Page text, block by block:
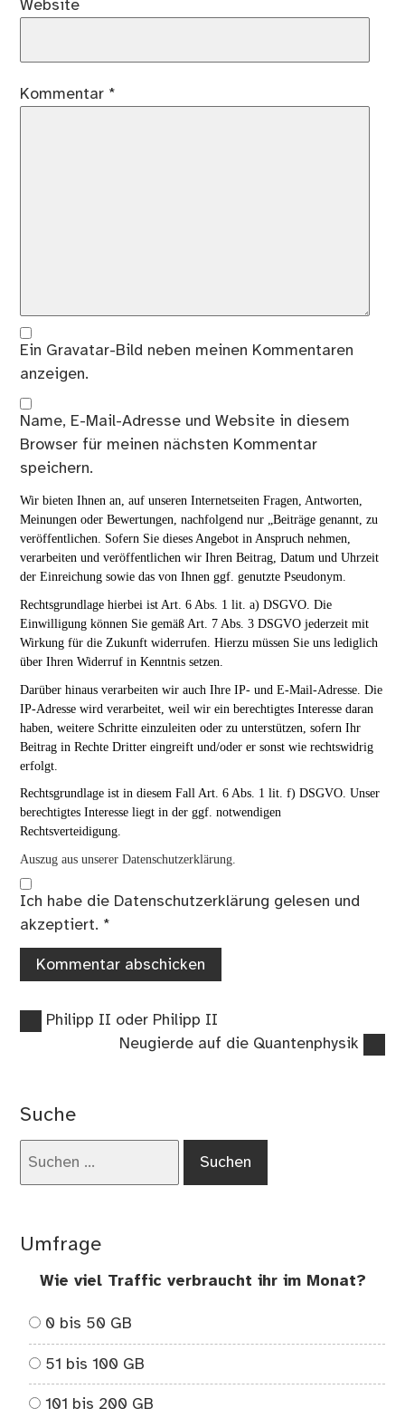
Website
Kommentar *
Ein Gravatar-Bild neben meinen Kommentaren
anzeigen.
Name, E-Mail-Adresse und Website in diesem
Browser für meinen nächsten Kommentar
speichern.
Wir bieten Ihnen an, auf unseren Internetseiten Fragen, Antworten,
Meinungen oder Bewertungen, nachfolgend nur „Beiträge genannt, zu
veröffentlichen. Sofern Sie dieses Angebot in Anspruch nehmen,
verarbeiten und veröffentlichen wir Ihren Beitrag, Datum und Uhrzeit
der Einreichung sowie das von Ihnen ggf. genutzte Pseudonym.
Rechtsgrundlage hierbei ist Art. 6 Abs. 1 lit. a) DSGVO. Die
Einwilligung können Sie gemäß Art. 7 Abs. 3 DSGVO jederzeit mit
Wirkung für die Zukunft widerrufen. Hierzu müssen Sie uns lediglich
über Ihren Widerruf in Kenntnis setzen.
Darüber hinaus verarbeiten wir auch Ihre IP- und E-Mail-Adresse. Die
IP-Adresse wird verarbeitet, weil wir ein berechtigtes Interesse daran
haben, weitere Schritte einzuleiten oder zu unterstützen, sofern Ihr
Beitrag in Rechte Dritter eingreift und/oder er sonst wie rechtswidrig
erfolgt.
Rechtsgrundlage ist in diesem Fall Art. 6 Abs. 1 lit. f) DSGVO. Unser
berechtigtes Interesse liegt in der ggf. notwendigen
Rechtsverteidigung.
Auszug aus unserer Datenschutzerklärung.
Ich habe die Datenschutzerklärung gelesen und
akzeptiert. *
Beitragsnavigation
Vorheriger
Philipp II oder Philipp II
Nächster
Neugierde auf die Quantenphysik
Suche
Umfrage
Wie viel Traffic verbraucht ihr im Monat?
0 bis 50 GB
51 bis 100 GB
101 bis 200 GB